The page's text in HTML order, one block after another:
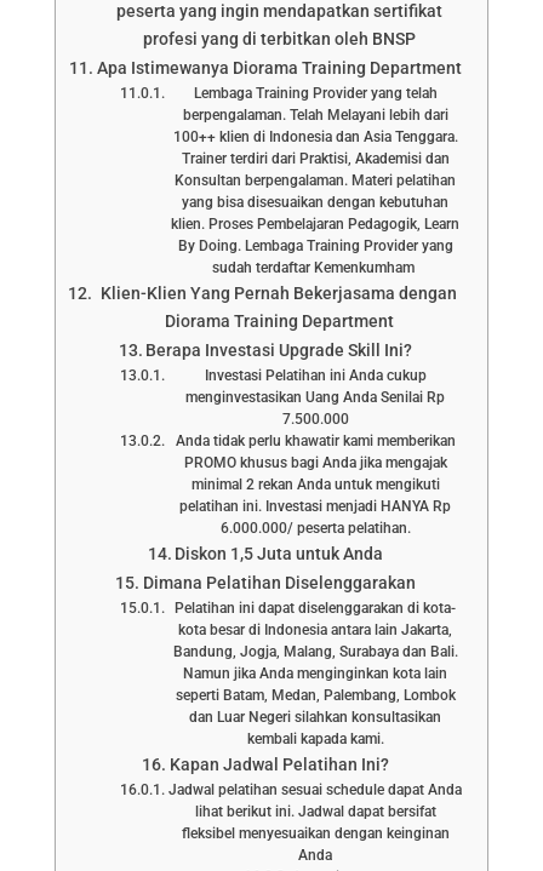
peserta yang ingin mendapatkan sertifikat
profesi yang di terbitkan oleh BNSP
Apa Istimewanya Diorama Training Department
Lembaga Training Provider yang telah
berpengalaman. Telah Melayani lebih dari
100++ klien di Indonesia dan Asia Tenggara.
Trainer terdiri dari Praktisi, Akademisi dan
Konsultan berpengalaman. Materi pelatihan
yang bisa disesuaikan dengan kebutuhan
klien. Proses Pembelajaran Pedagogik, Learn
By Doing. Lembaga Training Provider yang
sudah terdaftar Kemenkumham
Klien-Klien Yang Pernah Bekerjasama dengan
Diorama Training Department
Berapa Investasi Upgrade Skill Ini?
Investasi Pelatihan ini Anda cukup
menginvestasikan Uang Anda Senilai Rp
7.500.000
Anda tidak perlu khawatir kami memberikan
PROMO khusus bagi Anda jika mengajak
minimal 2 rekan Anda untuk mengikuti
pelatihan ini. Investasi menjadi HANYA Rp
6.000.000/ peserta pelatihan.
Diskon 1,5 Juta untuk Anda
Dimana Pelatihan Diselenggarakan
Pelatihan ini dapat diselenggarakan di kota-
kota besar di Indonesia antara lain Jakarta,
Bandung, Jogja, Malang, Surabaya dan Bali.
Namun jika Anda menginginkan kota lain
seperti Batam, Medan, Palembang, Lombok
dan Luar Negeri silahkan konsultasikan
kembali kapada kami.
Kapan Jadwal Pelatihan Ini?
Jadwal pelatihan sesuai schedule dapat Anda
lihat berikut ini. Jadwal dapat bersifat
fleksibel menyesuaikan dengan keinginan
Anda